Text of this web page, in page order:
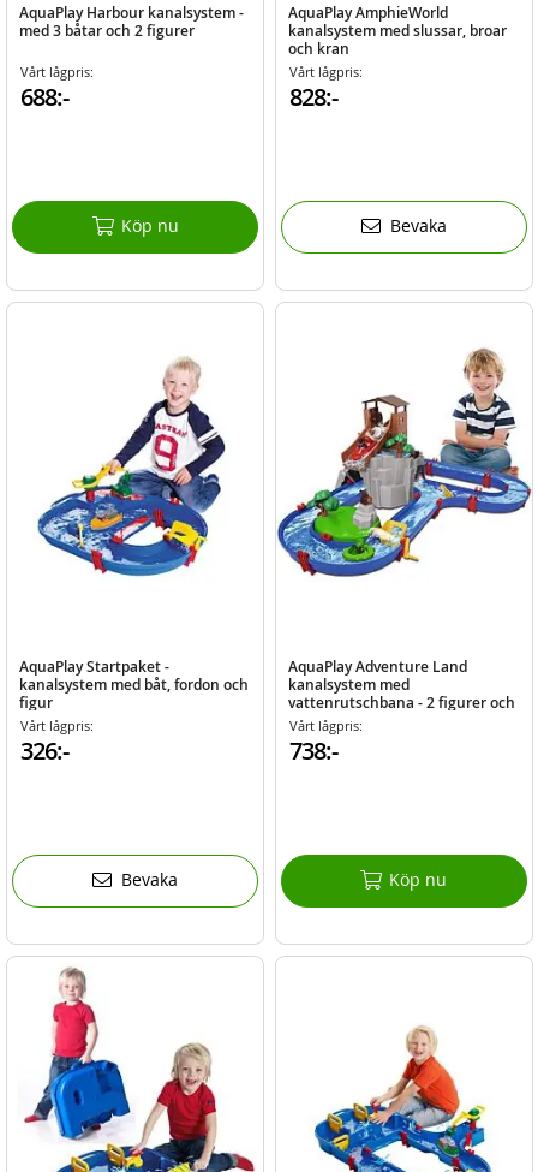
AquaPlay Harbour kanalsystem -
med 3 båtar och 2 figurer
Vårt lågpris:
688:-
Köp nu
AquaPlay AmphieWorld
kanalsystem med slussar, broar
och kran
Vårt lågpris:
828:-
Bevaka
AquaPlay Startpaket -
kanalsystem med båt, fordon och
figur
Vårt lågpris:
326:-
Bevaka
AquaPlay Adventure Land
kanalsystem med
vattenrutschbana - 2 figurer och
2 båtar
Vårt lågpris:
738:-
Köp nu